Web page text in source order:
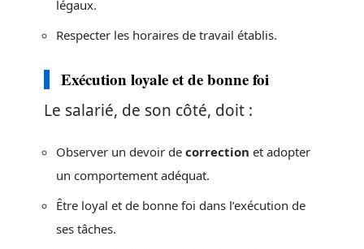
légaux.
Respecter les horaires de travail établis.
Exécution loyale et de bonne foi
Le salarié, de son côté, doit :
Observer un devoir de correction et adopter
un comportement adéquat.
Être loyal et de bonne foi dans l’exécution de
ses tâches.